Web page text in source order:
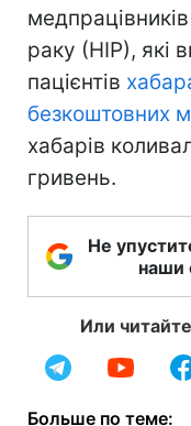
раку (НІР), які
пацієнтів
безкоштовних
хабарів
гривень.
Не
наши
Или
Больше по теме: